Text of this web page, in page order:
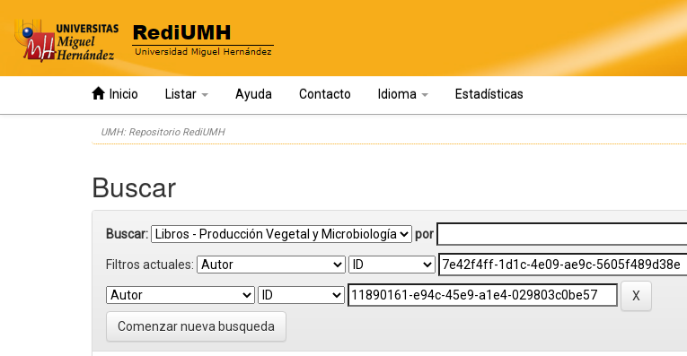
Inicio Listar Ayuda Contacto Idioma Estadísticas
UMH: Repositorio RediUMH
Buscar
Buscar: por
Filtros actuales:
Comenzar nueva busqueda